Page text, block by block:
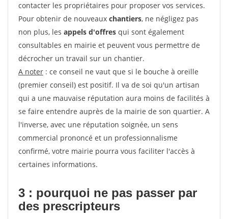
contacter les propriétaires pour proposer vos services.
Pour obtenir de nouveaux chantiers, ne négligez pas
non plus, les appels d'offres qui sont également
consultables en mairie et peuvent vous permettre de
décrocher un travail sur un chantier.
A noter : ce conseil ne vaut que si le bouche à oreille
(premier conseil) est positif. Il va de soi qu'un artisan
qui a une mauvaise réputation aura moins de facilités à
se faire entendre auprès de la mairie de son quartier. A
l'inverse, avec une réputation soignée, un sens
commercial prononcé et un professionnalisme
confirmé, votre mairie pourra vous faciliter l'accès à
certaines informations.
3 : pourquoi ne pas passer par
des prescripteurs